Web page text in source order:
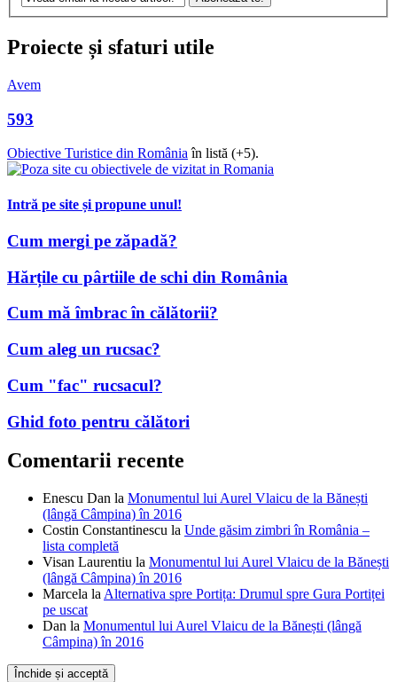
Proiecte și sfaturi utile
Avem
593
Obiective Turistice din România în listă (+5).
Intră pe site și propune unul!
Cum mergi pe zăpadă?
Hărțile cu pârtiile de schi din România
Cum mă îmbrac în călătorii?
Cum aleg un rucsac?
Cum "fac" rucsacul?
Ghid foto pentru călători
Comentarii recente
Enescu Dan la Monumentul lui Aurel Vlaicu de la Bănești
(lângă Câmpina) în 2016
Costin Constantinescu la Unde găsim zimbri în România –
lista completă
Visan Laurentiu la Monumentul lui Aurel Vlaicu de la Bănești
(lângă Câmpina) în 2016
Marcela la Alternativa spre Portița: Drumul spre Gura Portiței
pe uscat
Dan la Monumentul lui Aurel Vlaicu de la Bănești (lângă
Câmpina) în 2016